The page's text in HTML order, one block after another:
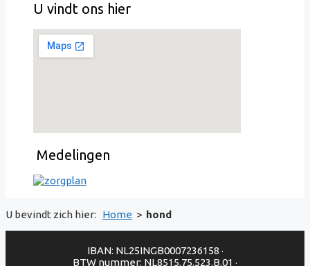
U vindt ons hier
Medelingen
U bevindt zich hier: Home > hond
IBAN: NL25INGB0007236158 ·
BTW nummer: NL8515.75.523.B.01 ·